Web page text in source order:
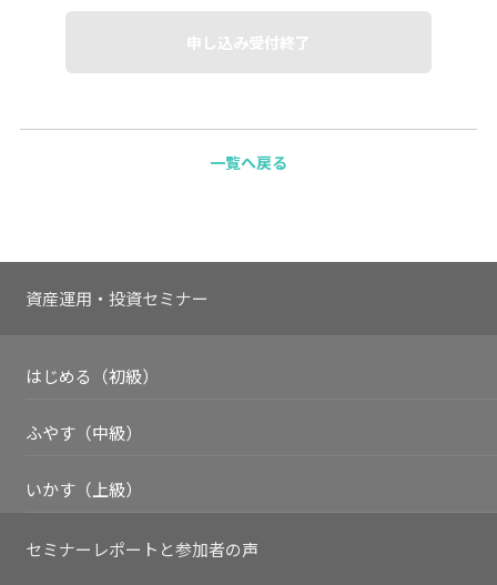
申し込み受付終了
一覧へ戻る
資産運用・投資セミナー
はじめる（初級）
ふやす（中級）
いかす（上級）
セミナーレポートと参加者の声